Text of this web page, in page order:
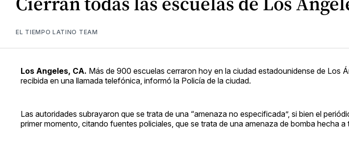
EL TIEMPO LATINO TEAM
Los Angeles, CA. Más de 900 escuelas cerraron hoy en la ciudad estadounidense de Los
recibida en una llamada telefónica, informó la Policía de la ciudad.
Las autoridades subrayaron que se trata de una “amenaza no especificada”, si bien el
primer momento, citando fuentes policiales, que se trata de una amenaza de bomba hecha